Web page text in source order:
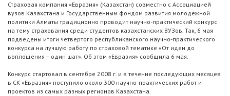
Страховая компания «Евразия» (Казахстан) совместно с Ассоциацией
вузов Казахстана и Государственным фондом развития молодежной
политики Алматы традиционно проводит научно-практический конкурс
на тему страхования среди студентов казахстанских ВУЗов. Так, 6 мая
подведены итоги четвертого республиканского научно-практического
конкурса на лучшую работу по страховой тематике «От идеи до
воплощения – один шаг». Об этом «Евразия» сообщила 6 мая.
Конкурс стартовал в сентябре 2008 г. и в течение последующих месяцев
в СК «Евразия» поступило около 300 научно-практических работ и
проектов из самых разных регионов Казахстана.